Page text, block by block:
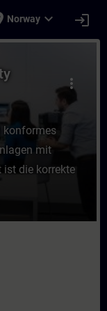
Norway expand_more login
Safety
more_vert
konformes
mit
ist die korrekte